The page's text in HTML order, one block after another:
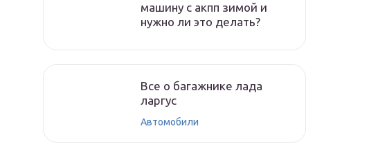
машину с акпп зимой и
нужно ли это делать?
Все о багажнике лада
ларгус
Автомобили